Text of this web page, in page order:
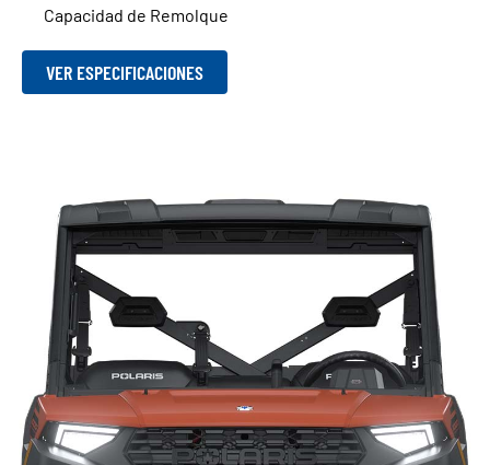
Capacidad de Remolque
VER ESPECIFICACIONES